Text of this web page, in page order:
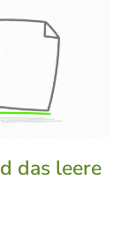
das leere